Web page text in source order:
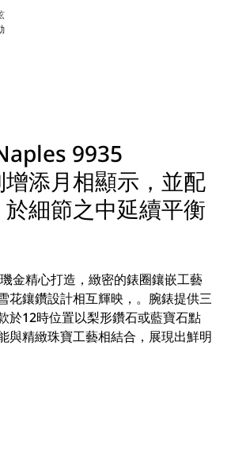
9935
添月相顯示，並配
細節之中延續平衡
金精心打造，緻密的錶圈鑲嵌工藝
花鑲鑽設計相互輝映，。腕錶提供三
於12時位置以梨形鑽石或藍寶石點
與精緻珠寶工藝相結合，展現出鮮明